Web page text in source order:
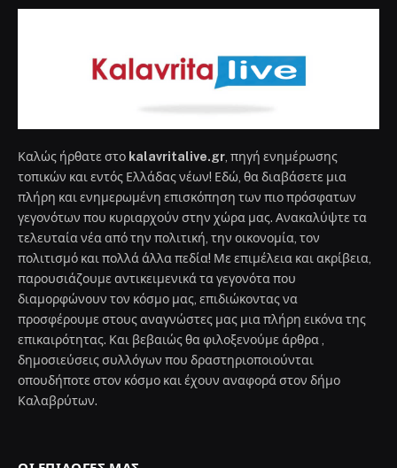
Καλώς ήρθατε στο kalavritalive.gr , πηγή ενημέρωσης
τοπικών και εντός Ελλάδας νέων! Εδώ, θα διαβάσετε μια
πλήρη και ενημερωμένη επισκόπηση των πιο πρόσφατων
γεγονότων που κυριαρχούν στην χώρα μας. Ανακαλύψτε τα
τελευταία νέα από την πολιτική, την οικονομία, τον
πολιτισμό και πολλά άλλα πεδία! Με επιμέλεια και ακρίβεια,
παρουσιάζουμε αντικειμενικά τα γεγονότα που
διαμορφώνουν τον κόσμο μας, επιδιώκοντας να
προσφέρουμε στους αναγνώστες μας μια πλήρη εικόνα της
επικαιρότητας. Και βεβαιώς θα φιλοξενούμε άρθρα ,
δημοσιεύσεις συλλόγων που δραστηριοποιούνται
οπουδήποτε στον κόσμο και έχουν αναφορά στον δήμο
Καλαβρύτων.